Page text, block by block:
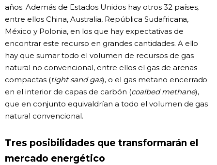
años. Además de Estados Unidos hay otros 32 países,
entre ellos China, Australia, República Sudafricana,
México y Polonia, en los que hay expectativas de
encontrar este recurso en grandes cantidades. A ello
hay que sumar todo el volumen de recursos de gas
natural no convencional, entre ellos el gas de arenas
compactas (tight sand gas), o el gas metano encerrado
en el interior de capas de carbón (coalbed methane),
que en conjunto equivaldrían a todo el volumen de gas
natural convencional.
Tres posibilidades que transformarán el
mercado energético